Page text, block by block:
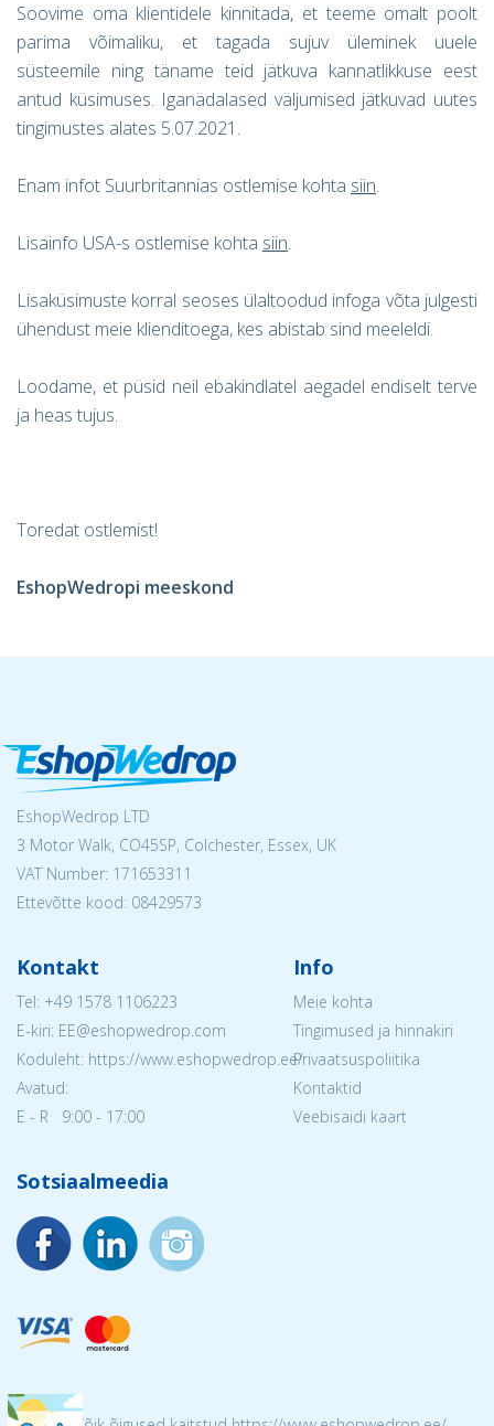
Soovime oma klientidele kinnitada, et teeme omalt poolt
parima võimaliku, et tagada sujuv üleminek uuele
süsteemile ning täname teid jätkuva kannatlikkuse eest
antud küsimuses. Iganädalased väljumised jätkuvad uutes
tingimustes alates 5.07.2021.
Enam infot Suurbritannias ostlemise kohta siin.
Lisainfo USA-s ostlemise kohta siin.
Lisaküsimuste korral seoses ülaltoodud infoga võta julgesti
ühendust meie klienditoega, kes abistab sind meeleldi.
Loodame, et püsid neil ebakindlatel aegadel endiselt terve
ja heas tujus.
Toredat ostlemist!
EshopWedropi meeskond
EshopWedrop LTD
3 Motor Walk, CO45SP, Colchester, Essex, UK
VAT Number: 171653311
Ettevõtte kood: 08429573
Kontakt
Tel: +49 1578 1106223
E-kiri: EE@eshopwedrop.com
Koduleht: https://www.eshopwedrop.ee/
Avatud:
E - R 9:00 - 17:00
Info
Meie kohta
Tingimused ja hinnakiri
Privaatsuspoliitika
Kontaktid
Veebisaidi kaart
Sotsiaalmeedia